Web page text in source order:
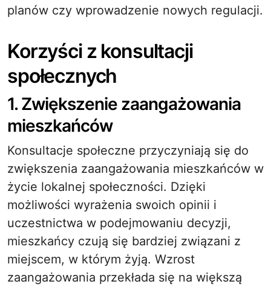
planów czy wprowadzenie nowych regulacji.
Korzyści z konsultacji
społecznych
1. Zwiększenie zaangażowania
mieszkańców
Konsultacje społeczne przyczyniają się do
zwiększenia zaangażowania mieszkańców w
życie lokalnej społeczności. Dzięki
możliwości wyrażenia swoich opinii i
uczestnictwa w podejmowaniu decyzji,
mieszkańcy czują się bardziej związani z
miejscem, w którym żyją. Wzrost
zaangażowania przekłada się na większą